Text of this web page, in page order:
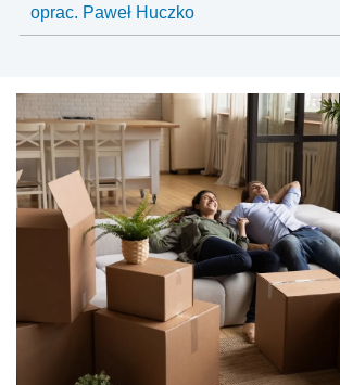
oprac. Paweł Huczko